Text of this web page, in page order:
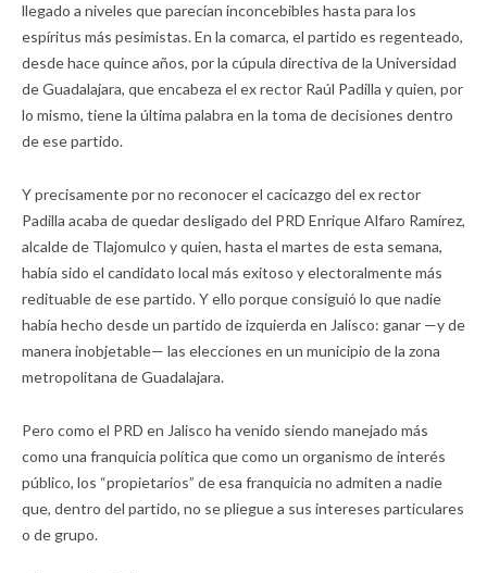
llegado a niveles que parecían inconcebibles hasta para los
espíritus más pesimistas. En la comarca, el partido es regenteado,
desde hace quince años, por la cúpula directiva de la Universidad
de Guadalajara, que encabeza el ex rector Raúl Padilla y quien, por
lo mismo, tiene la última palabra en la toma de decisiones dentro
de ese partido.
Y precisamente por no reconocer el cacicazgo del ex rector
Padilla acaba de quedar desligado del PRD Enrique Alfaro Ramírez,
alcalde de Tlajomulco y quien, hasta el martes de esta semana,
había sido el candidato local más exitoso y electoralmente más
redituable de ese partido. Y ello porque consiguió lo que nadie
había hecho desde un partido de izquierda en Jalisco: ganar —y de
manera inobjetable— las elecciones en un municipio de la zona
metropolitana de Guadalajara.
Pero como el PRD en Jalisco ha venido siendo manejado más
como una franquicia política que como un organismo de interés
público, los “propietarios” de esa franquicia no admiten a nadie
que, dentro del partido, no se pliegue a sus intereses particulares
o de grupo.